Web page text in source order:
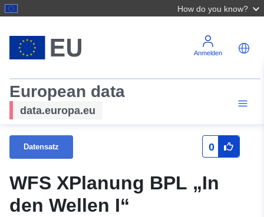
How do you know?
Anmelden
European data
data.europa.eu
Datensatz 0
WFS XPlanung BPL „In
den Wellen I“